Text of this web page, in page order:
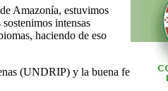
Amazonía, estuvimos
intensas
haciendo de eso
(UNDRIP) y la buena fe